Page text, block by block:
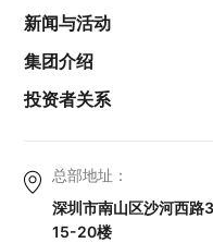
总部地址：
深圳市南山区沙河西路
15-20楼
新闻与活动
集团介绍
投资者关系